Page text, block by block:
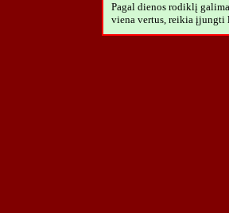
Pagal dienos rodiklį
viena vertus, reikia įjungti